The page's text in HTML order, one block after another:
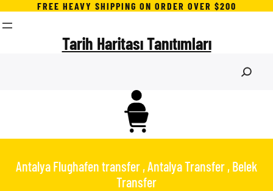
geç
FREE HEAVY SHIPPING ON ORDER OVER $200
Tarih Haritası Tanıtımları
Antalya Flughafen transfer , Antalya Transfer , Belek
Transfer